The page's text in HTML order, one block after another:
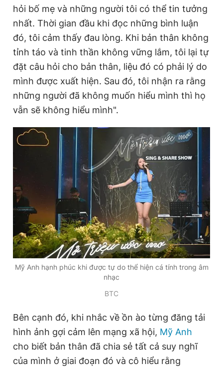
hỏi bố mẹ và những người tôi có thể tin tưởng
nhất. Thời gian đầu khi đọc những bình luận
đó, tôi cảm thấy đau lòng. Khi bản thân không
tỉnh táo và tinh thần không vững lắm, tôi lại tự
đặt câu hỏi cho bản thân, liệu đó có phải lý do
mình được xuất hiện. Sau đó, tôi nhận ra rằng
những người đã không muốn hiểu mình thì họ
vẫn sẽ không hiểu mình".
Mỹ Anh hạnh phúc khi được tự do thể hiện cá tính trong âm
nhạc
BTC
Bên cạnh đó, khi nhắc về ồn ào từng đăng tải
hình ảnh gợi cảm lên mạng xã hội, Mỹ Anh
cho biết bản thân đã chia sẻ tất cả suy nghĩ
của mình ở giai đoạn đó và cô hiểu rằng